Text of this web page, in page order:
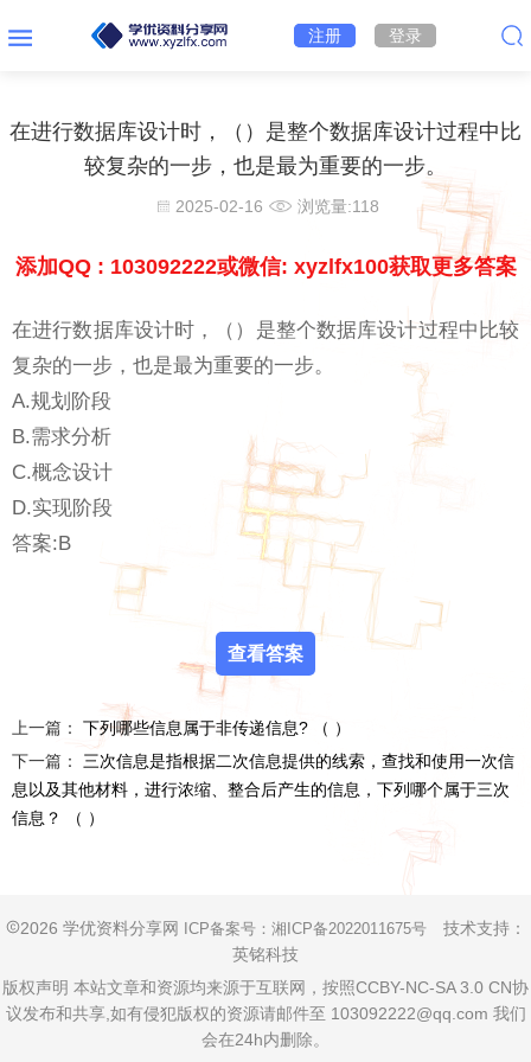
注册 登录
在进行数据库设计时，（）是整个数据库设计过程中比
较复杂的一步，也是最为重要的一步。
2025-02-16 浏览量:118
添加QQ : 103092222或微信: xyzlfx100获取更多答案
在进行数据库设计时，（）是整个数据库设计过程中比较
复杂的一步，也是最为重要的一步。
A.规划阶段
B.需求分析
C.概念设计
D.实现阶段
答案:B
上一篇： 下列哪些信息属于非传递信息? （ ）
下一篇： 三次信息是指根据二次信息提供的线索，查找和使用一次信
息以及其他材料，进行浓缩、整合后产生的信息，下列哪个属于三次
信息？ （ ）
2026 学优资料分享网 ICP备案号： 湘ICP备2022011675号技术支持：
英铭科技
版权声明 本站文章和资源均来源于互联网，按照CCBY-NC-SA 3.0 CN协
议发布和共享,如有侵犯版权的资源请邮件至 103092222@qq.com 我们
会在24h内删除。